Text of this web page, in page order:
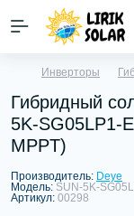
Инверторы
Гибридный
5K-SG05LP1-
MPPT)
Производитель: Deye
Модель: SUN-5K-
Артикул: 00298